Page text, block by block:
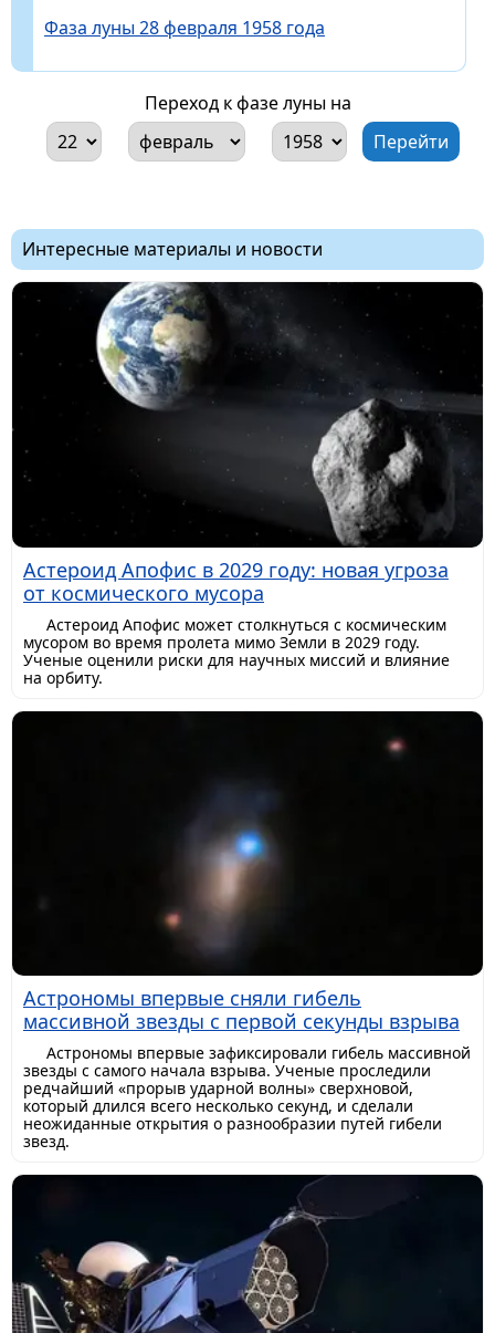
Фаза луны 28 февраля 1958 года
Переход к фазе луны на
Интересные материалы и новости
Астероид Апофис в 2029 году: новая угроза
от космического мусора
Астероид Апофис может столкнуться с космическим
мусором во время пролета мимо Земли в 2029 году.
Ученые оценили риски для научных миссий и влияние
на орбиту.
Астрономы впервые сняли гибель
массивной звезды с первой секунды взрыва
Астрономы впервые зафиксировали гибель массивной
звезды с самого начала взрыва. Ученые проследили
редчайший «прорыв ударной волны» сверхновой,
который длился всего несколько секунд, и сделали
неожиданные открытия о разнообразии путей гибели
звезд.